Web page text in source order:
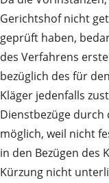
Gerichtshof nicht
geprüft haben,
des Verfahrens
bezüglich des für
Kläger jedenfalls
Dienstbezüge
möglich, weil nicht
in den Bezügen des
Kürzung nicht